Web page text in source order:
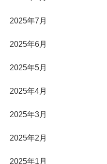
2025年7月
2025年6月
2025年5月
2025年4月
2025年3月
2025年2月
2025年1月